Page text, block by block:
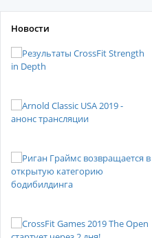
Новости